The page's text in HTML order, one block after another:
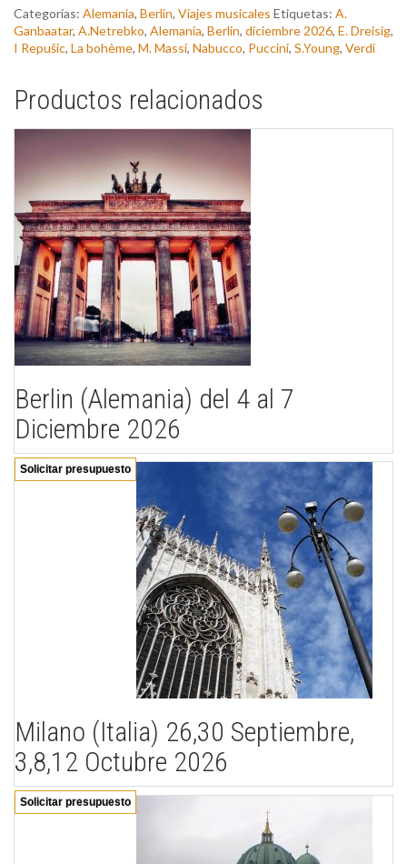
Categorías: Alemania, Berlin, Viajes musicales Etiquetas: A.
Ganbaatar, A.Netrebko, Alemania, Berlin, diciembre 2026, E. Dreisig,
I Repušic, La bohème, M. Massi, Nabucco, Puccini, S.Young, Verdi
Productos relacionados
Berlin (Alemania) del 4 al 7
Diciembre 2026
Solicitar presupuesto
Milano (Italia) 26,30 Septiembre,
3,8,12 Octubre 2026
Solicitar presupuesto